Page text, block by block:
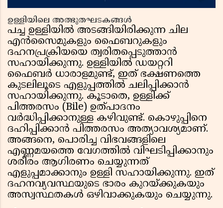
ഉള്ളിയിലെ അത്ഭുതഘടകങ്ങൾ
പച്ച ഉള്ളിയിൽ അടങ്ങിയിരിക്കുന്ന ചില
എൻസൈമുകളും ഫൈബറുകളും
ദഹനപ്രക്രിയയെ ത്വരിതപ്പെടുത്താൻ
സഹായിക്കുന്നു. ഉള്ളിയിൽ ഡയറ്ററി
ഫൈബർ ധാരാളമുണ്ട്, ഇത് ഭക്ഷണത്തെ
കുടലിലൂടെ എളുപ്പത്തിൽ ചലിപ്പിക്കാൻ
സഹായിക്കുന്നു. കൂടാതെ, ഉള്ളിക്ക്
പിത്തരസം (Bile) ഉത്പാദനം
വർദ്ധിപ്പിക്കാനുള്ള കഴിവുണ്ട്. കൊഴുപ്പിനെ
ദഹിപ്പിക്കാൻ പിത്തരസം അത്യാവശ്യമാണ്.
അങ്ങനെ, പൊരിച്ച വിഭവങ്ങളിലെ
എണ്ണമയത്തെ വേഗത്തിൽ വിഘടിപ്പിക്കാനും
ശരീരം ആഗിരണം ചെയ്യുന്നത്
എളുപ്പമാക്കാനും ഉള്ളി സഹായിക്കുന്നു. ഇത്
ദഹനവ്യവസ്ഥയുടെ ഭാരം കുറയ്ക്കുകയും
അസ്വസ്ഥതകൾ ഒഴിവാക്കുകയും ചെയ്യുന്നു.